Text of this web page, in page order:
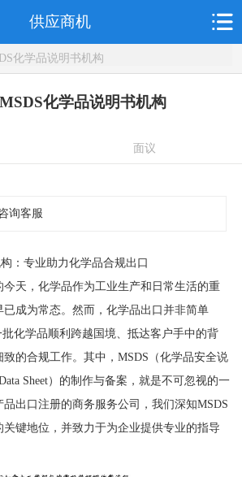
供应商机
化学品说明书机构
MSDS化学品说明书机构
面议
询客服
：专业助力化学品合规出口
天，化学品作为工业生产和日常生活的重
成为常态。然而，化学品出口并非简单
批化学品顺利跨越国境、抵达客户手中的背
的合规工作。其中，MSDS（化学品安全说
Sheet）的制作与备案，就是不可忽视的一
出口注册的商务服务公司，我们深知MSDS
键地位，并致力于为企业提供专业的指导